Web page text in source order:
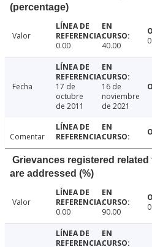
(percentage)
Valor
0.00
40.00
Fecha
17 de
octubre
de 2011
16 de
noviembre
de 2021
Comentar
Grievances registered
are addressed (%)
Valor
0.00
90.00